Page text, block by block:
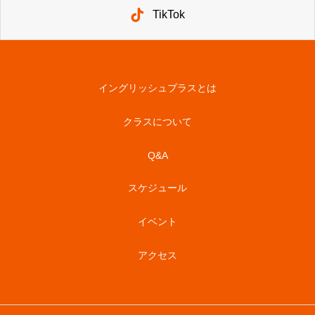
TikTok
イングリッシュプラスとは
クラスについて
Q&A
スケジュール
イベント
アクセス